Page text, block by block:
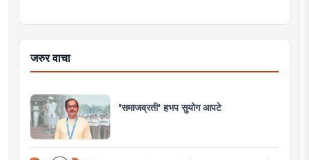
जरुर वाचा
'समाजव्रती' हभप सुयोग आपटे